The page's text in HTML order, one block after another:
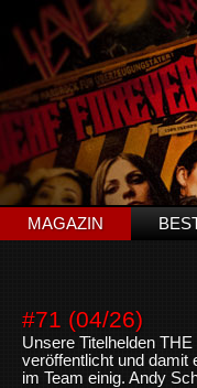
MAGAZIN
#71 (04/26)
Unsere Titelhelden
veröffentlicht und damit
im Team einig. Andy